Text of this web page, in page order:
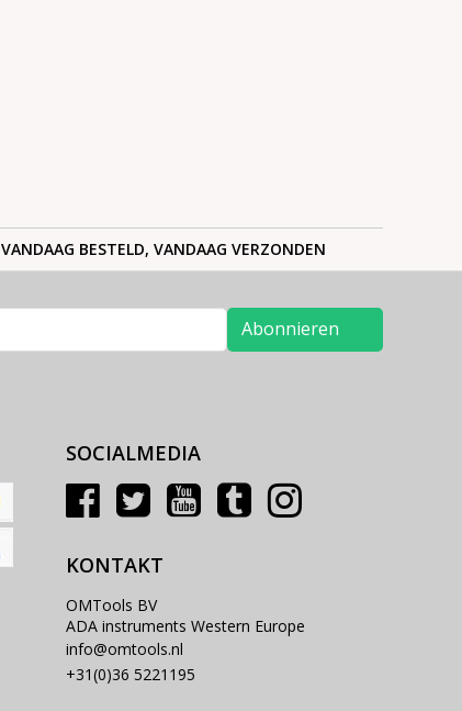
VANDAAG BESTELD, VANDAAG VERZONDEN
Abonnieren
SOCIALMEDIA
KONTAKT
OMTools BV
ADA instruments Western Europe
info@omtools.nl
+31(0)36 5221195